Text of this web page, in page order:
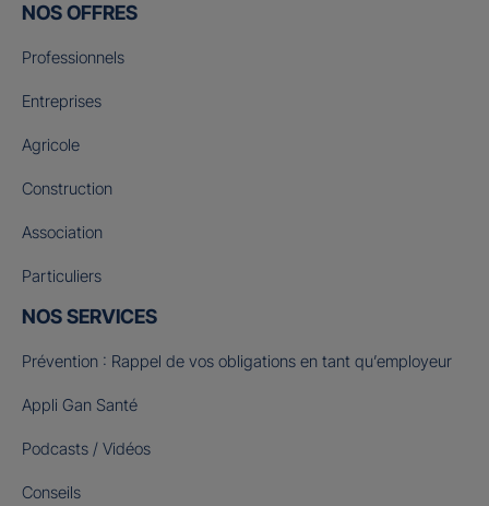
NOS OFFRES
Professionnels
Entreprises
Agricole
Construction
Association
Particuliers
NOS SERVICES
Prévention : Rappel de vos obligations en tant qu’employeur
Appli Gan Santé
Podcasts / Vidéos
Conseils